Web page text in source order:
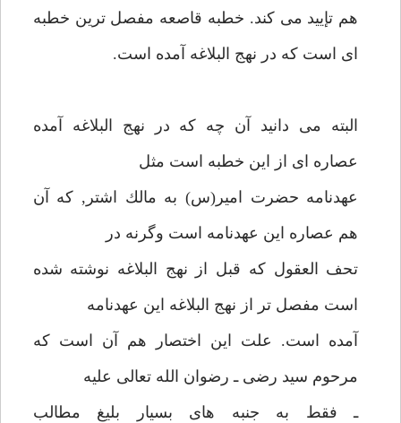
هم تإييد مى كند. خطبه قاصعه مفصل ترين خطبه
اى است كه در نهج البلاغه آمده است.
البته مى دانيد آن چه كه در نهج البلاغه آمده
عصاره اى از اين خطبه است مثل
عهدنامه حضرت امير(س) به مالك اشتر, كه آن
هم عصاره اين عهدنامه است وگرنه در
تحف العقول كه قبل از نهج البلاغه نوشته شده
است مفصل تر از نهج البلاغه اين عهدنامه
آمده است. علت اين اختصار هم آن است كه
مرحوم سيد رضى ـ رضوان الله تعالى عليه
ـ فقط به جنبه هاى بسيار بليغ مطالب